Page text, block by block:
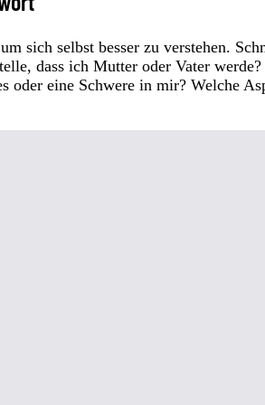
sich selbst besser zu verstehen.
dass ich Mutter oder Vater
oder eine Schwere in mir? Welche